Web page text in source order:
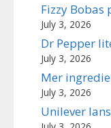
Fizzy Bobas
July 3, 2026
Dr Pepper
July 3, 2026
Mer
July 3, 2026
Unilever